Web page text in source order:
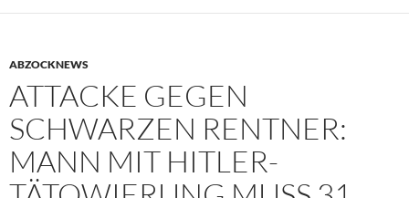
ABZOCKNEWS
ATTACKE GEGEN
SCHWARZEN RENTNER:
MANN MIT HITLER-